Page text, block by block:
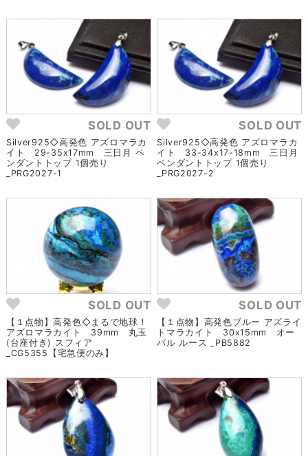
SOLD OUT
Silver925◇高発色 アズロマラカ
イト 29-35x17mm 三日月 ペ
ンダントトップ 1個売り
_PRG2027-1
SOLD OUT
Silver925◇高発色 アズロマラカ
イト 33-34x17-18mm 三日月
ペンダントトップ 1個売り
_PRG2027-2
SOLD OUT
【１点物】高発色◇まるで地球！
アズロマラカイト 39mm 丸玉
(台座付き) スフィア
_CG5355【宅急便のみ】
SOLD OUT
【１点物】高発色ブルー アズライ
トマラカイト 30x15mm オー
バル ルース _PB5882